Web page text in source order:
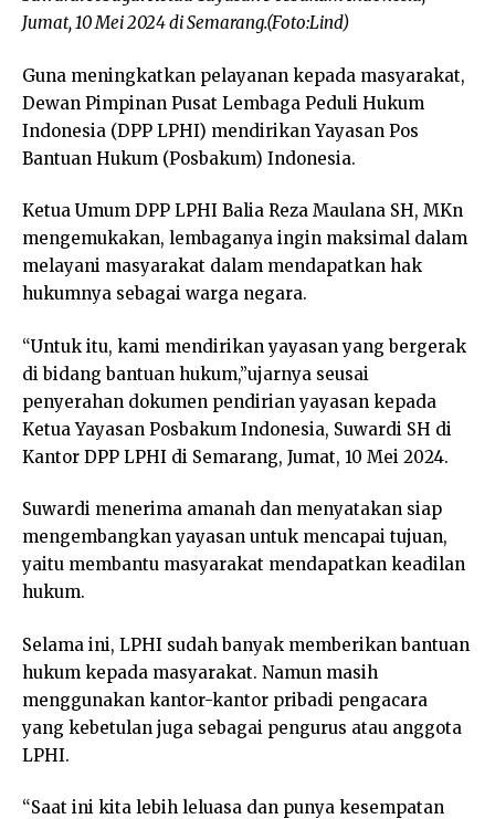
Jumat, 10 Mei 2024 di Semarang.(Foto:Lind)
Guna meningkatkan pelayanan kepada masyarakat,
Dewan Pimpinan Pusat Lembaga Peduli Hukum
Indonesia (DPP LPHI) mendirikan Yayasan Pos
Bantuan Hukum (Posbakum) Indonesia.
Ketua Umum DPP LPHI Balia Reza Maulana SH, MKn
mengemukakan, lembaganya ingin maksimal dalam
melayani masyarakat dalam mendapatkan hak
hukumnya sebagai warga negara.
“Untuk itu, kami mendirikan yayasan yang bergerak
di bidang bantuan hukum,”ujarnya seusai
penyerahan dokumen pendirian yayasan kepada
Ketua Yayasan Posbakum Indonesia, Suwardi SH di
Kantor DPP LPHI di Semarang, Jumat, 10 Mei 2024.
Suwardi menerima amanah dan menyatakan siap
mengembangkan yayasan untuk mencapai tujuan,
yaitu membantu masyarakat mendapatkan keadilan
hukum.
Selama ini, LPHI sudah banyak memberikan bantuan
hukum kepada masyarakat. Namun masih
menggunakan kantor-kantor pribadi pengacara
yang kebetulan juga sebagai pengurus atau anggota
LPHI.
“Saat ini kita lebih leluasa dan punya kesempatan